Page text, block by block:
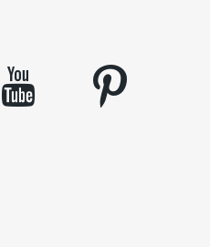
youtube
pinterest